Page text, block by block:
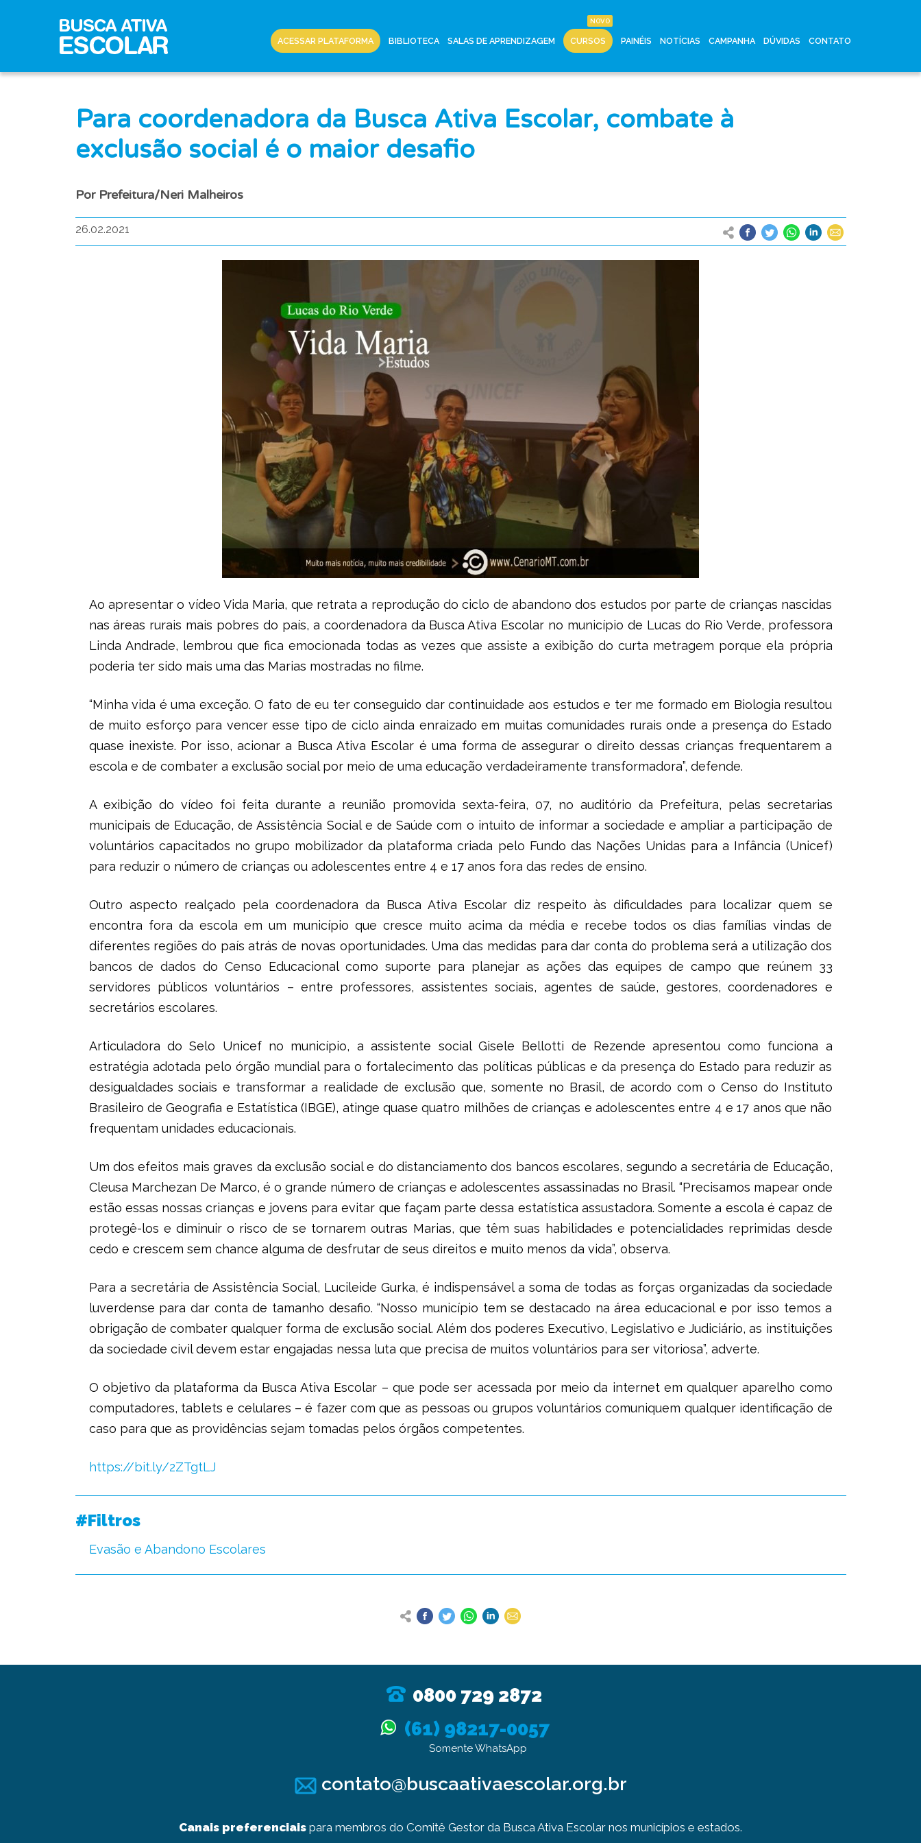
ACESSAR PLATAFORMA BIBLIOTECA SALAS DE APRENDIZAGEM CURSOS PAINÉIS NOTÍCIAS CAMPANHA DÚVIDAS CONTATO
Para coordenadora da Busca Ativa Escolar, combate à
exclusão social é o maior desafio
Por Prefeitura/Neri Malheiros
26.02.2021
Ao apresentar o vídeo Vida Maria, que retrata a reprodução do ciclo de abandono dos estudos por parte de crianças nascidas
nas áreas rurais mais pobres do país, a coordenadora da Busca Ativa Escolar no município de Lucas do Rio Verde, professora
Linda Andrade, lembrou que fica emocionada todas as vezes que assiste a exibição do curta metragem porque ela própria
poderia ter sido mais uma das Marias mostradas no filme.
“Minha vida é uma exceção. O fato de eu ter conseguido dar continuidade aos estudos e ter me formado em Biologia resultou
de muito esforço para vencer esse tipo de ciclo ainda enraizado em muitas comunidades rurais onde a presença do Estado
quase inexiste. Por isso, acionar a Busca Ativa Escolar é uma forma de assegurar o direito dessas crianças frequentarem a
escola e de combater a exclusão social por meio de uma educação verdadeiramente transformadora”, defende.
A exibição do vídeo foi feita durante a reunião promovida sexta-feira, 07, no auditório da Prefeitura, pelas secretarias
municipais de Educação, de Assistência Social e de Saúde com o intuito de informar a sociedade e ampliar a participação de
voluntários capacitados no grupo mobilizador da plataforma criada pelo Fundo das Nações Unidas para a Infância (Unicef)
para reduzir o número de crianças ou adolescentes entre 4 e 17 anos fora das redes de ensino.
Outro aspecto realçado pela coordenadora da Busca Ativa Escolar diz respeito às dificuldades para localizar quem se
encontra fora da escola em um município que cresce muito acima da média e recebe todos os dias famílias vindas de
diferentes regiões do país atrás de novas oportunidades. Uma das medidas para dar conta do problema será a utilização dos
bancos de dados do Censo Educacional como suporte para planejar as ações das equipes de campo que reúnem 33
servidores públicos voluntários – entre professores, assistentes sociais, agentes de saúde, gestores, coordenadores e
secretários escolares.
Articuladora do Selo Unicef no município, a assistente social Gisele Bellotti de Rezende apresentou como funciona a
estratégia adotada pelo órgão mundial para o fortalecimento das políticas públicas e da presença do Estado para reduzir as
desigualdades sociais e transformar a realidade de exclusão que, somente no Brasil, de acordo com o Censo do Instituto
Brasileiro de Geografia e Estatística (IBGE), atinge quase quatro milhões de crianças e adolescentes entre 4 e 17 anos que não
frequentam unidades educacionais.
Um dos efeitos mais graves da exclusão social e do distanciamento dos bancos escolares, segundo a secretária de Educação,
Cleusa Marchezan De Marco, é o grande número de crianças e adolescentes assassinadas no Brasil. “Precisamos mapear onde
estão essas nossas crianças e jovens para evitar que façam parte dessa estatística assustadora. Somente a escola é capaz de
protegê-los e diminuir o risco de se tornarem outras Marias, que têm suas habilidades e potencialidades reprimidas desde
cedo e crescem sem chance alguma de desfrutar de seus direitos e muito menos da vida”, observa.
Para a secretária de Assistência Social, Lucileide Gurka, é indispensável a soma de todas as forças organizadas da sociedade
luverdense para dar conta de tamanho desafio. “Nosso município tem se destacado na área educacional e por isso temos a
obrigação de combater qualquer forma de exclusão social. Além dos poderes Executivo, Legislativo e Judiciário, as instituições
da sociedade civil devem estar engajadas nessa luta que precisa de muitos voluntários para ser vitoriosa”, adverte.
O objetivo da plataforma da Busca Ativa Escolar – que pode ser acessada por meio da internet em qualquer aparelho como
computadores, tablets e celulares – é fazer com que as pessoas ou grupos voluntários comuniquem qualquer identificação de
caso para que as providências sejam tomadas pelos órgãos competentes.
https://bit.ly/2ZTgtLJ
#Filtros
Evasão e Abandono Escolares
0800 729 2872
(61) 98217-0057
Somente WhatsApp
contato@buscaativaescolar.org.br
Canais preferenciais para membros do Comitê Gestor da Busca Ativa Escolar nos municípios e estados.